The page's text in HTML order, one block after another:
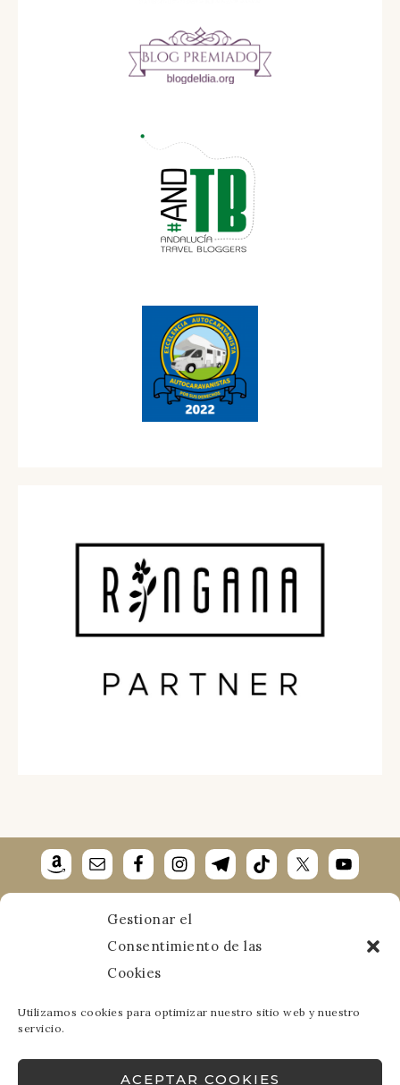
Gestionar el
Consentimiento de las
Cookies
Utilizamos cookies para optimizar nuestro sitio web y nuestro
servicio.
ACEPTAR COOKIES
Aviso Legal·Política de Cookies
Privacidad